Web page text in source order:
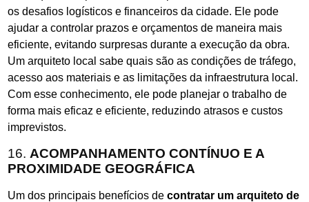
os desafios logísticos e financeiros da cidade. Ele pode
ajudar a controlar prazos e orçamentos de maneira mais
eficiente, evitando surpresas durante a execução da obra.
Um arquiteto local sabe quais são as condições de tráfego,
acesso aos materiais e as limitações da infraestrutura local.
Com esse conhecimento, ele pode planejar o trabalho de
forma mais eficaz e eficiente, reduzindo atrasos e custos
imprevistos.
16. ACOMPANHAMENTO CONTÍNUO E A
PROXIMIDADE GEOGRÁFICA
Um dos principais benefícios de contratar um arquiteto de